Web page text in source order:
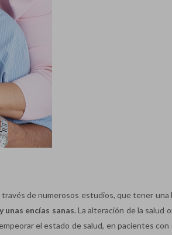
de numerosos estudios, que tener una
encías sanas. La alteración de la salud
el estado de salud, en pacientes